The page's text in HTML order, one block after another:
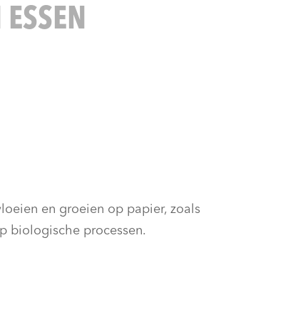
en groeien op papier, zoals
biologische processen.